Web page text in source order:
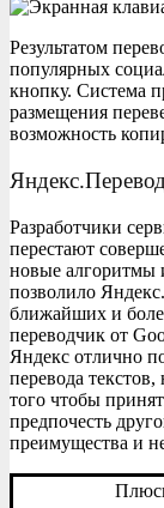
Результатом
популярных
кнопку. Система
размещения
возможность
Разработчики
перестают
новые алгоритмы
позволило
ближайших и
переводчик от
Яндекс отлично
перевода
того чтобы
предпочесть
преимущества и